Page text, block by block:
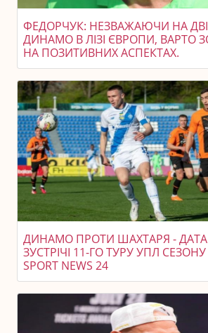
ФЕДОРЧУК: НЕЗВАЖАЮЧИ НА ДВІ
ДИНАМО В ЛІЗІ ЄВРОПИ, ВАРТО
НА ПОЗИТИВНИХ АСПЕКТАХ.
ДИНАМО ПРОТИ ШАХТАРЯ - ДАТА
ЗУСТРІЧІ 11-ГО ТУРУ УПЛ СЕЗОНУ
SPORT NEWS 24